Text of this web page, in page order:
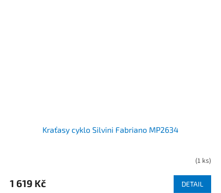
Kraťasy cyklo Silvini Fabriano MP2634
(1 ks)
1 619 Kč DETAIL